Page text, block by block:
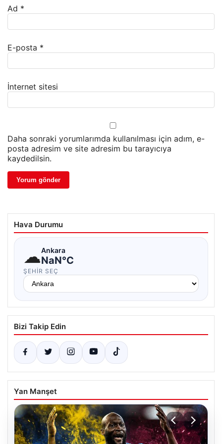
Ad *
E-posta *
İnternet sitesi
Daha sonraki yorumlarımda kullanılması için adım, e-
posta adresim ve site adresim bu tarayıcıya
kaydedilsin.
Hava Durumu
☁Ankara
NaN°C
ŞEHIR SEÇ
Bizi Takip Edin
Yan Manşet